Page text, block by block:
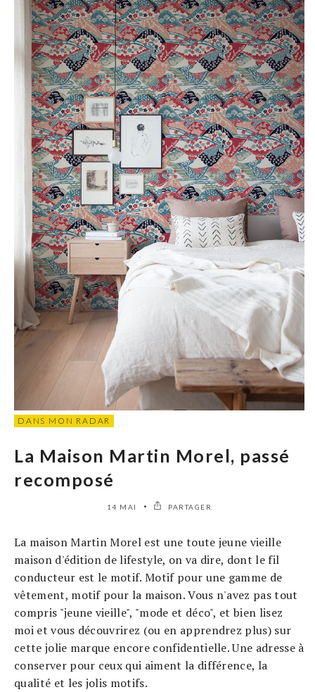
DANS MON RADAR
La Maison Martin Morel, passé
recomposé
14 MAI PARTAGER
La maison Martin Morel est une toute jeune vieille
maison d'édition de lifestyle, on va dire, dont le fil
conducteur est le motif. Motif pour une gamme de
vêtement, motif pour la maison. Vous n'avez pas tout
compris "jeune vieille", "mode et déco", et bien lisez
moi et vous découvrirez (ou en apprendrez plus) sur
cette jolie marque encore confidentielle. Une adresse à
conserver pour ceux qui aiment la différence, la
qualité et les jolis motifs.